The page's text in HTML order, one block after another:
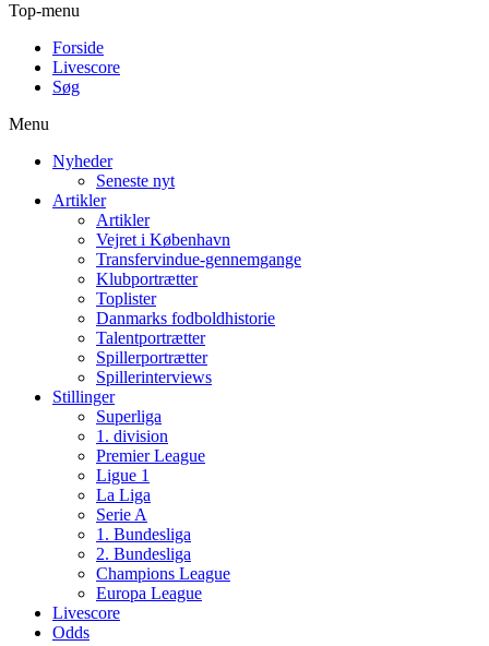
Top-menu
Forside
Livescore
Søg
Menu
Nyheder
Seneste nyt
Artikler
Artikler
Vejret i København
Transfervindue-gennemgange
Klubportrætter
Toplister
Danmarks fodboldhistorie
Talentportrætter
Spillerportrætter
Spillerinterviews
Stillinger
Superliga
1. division
Premier League
Ligue 1
La Liga
Serie A
1. Bundesliga
2. Bundesliga
Champions League
Europa League
Livescore
Odds